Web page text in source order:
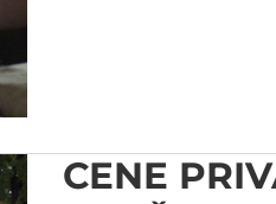
CENE